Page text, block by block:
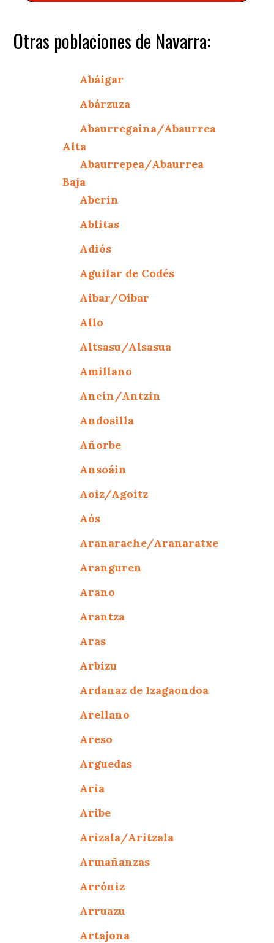
Otras poblaciones de Navarra:
Abáigar
Abárzuza
Abaurregaina/Abaurrea
Alta
Abaurrepea/Abaurrea
Baja
Aberin
Ablitas
Adiós
Aguilar de Codés
Aibar/Oibar
Allo
Altsasu/Alsasua
Amillano
Ancín/Antzin
Andosilla
Añorbe
Ansoáin
Aoiz/Agoitz
Aós
Aranarache/Aranaratxe
Aranguren
Arano
Arantza
Aras
Arbizu
Ardanaz de Izagaondoa
Arellano
Areso
Arguedas
Aria
Aribe
Arizala/Aritzala
Armañanzas
Arróniz
Arruazu
Artajona